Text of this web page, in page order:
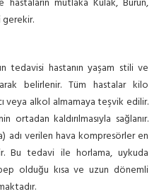
gerekir.
tedavisi hastanın yaşam stili ve
belirlenir. Tüm hastalar kilo
veya alkol almamaya teşvik edilir.
ortadan kaldırılmasıyla sağlanır.
adı verilen hava kompresörler en
Bu tedavi ile horlama, uykuda
olduğu kısa ve uzun dönemli